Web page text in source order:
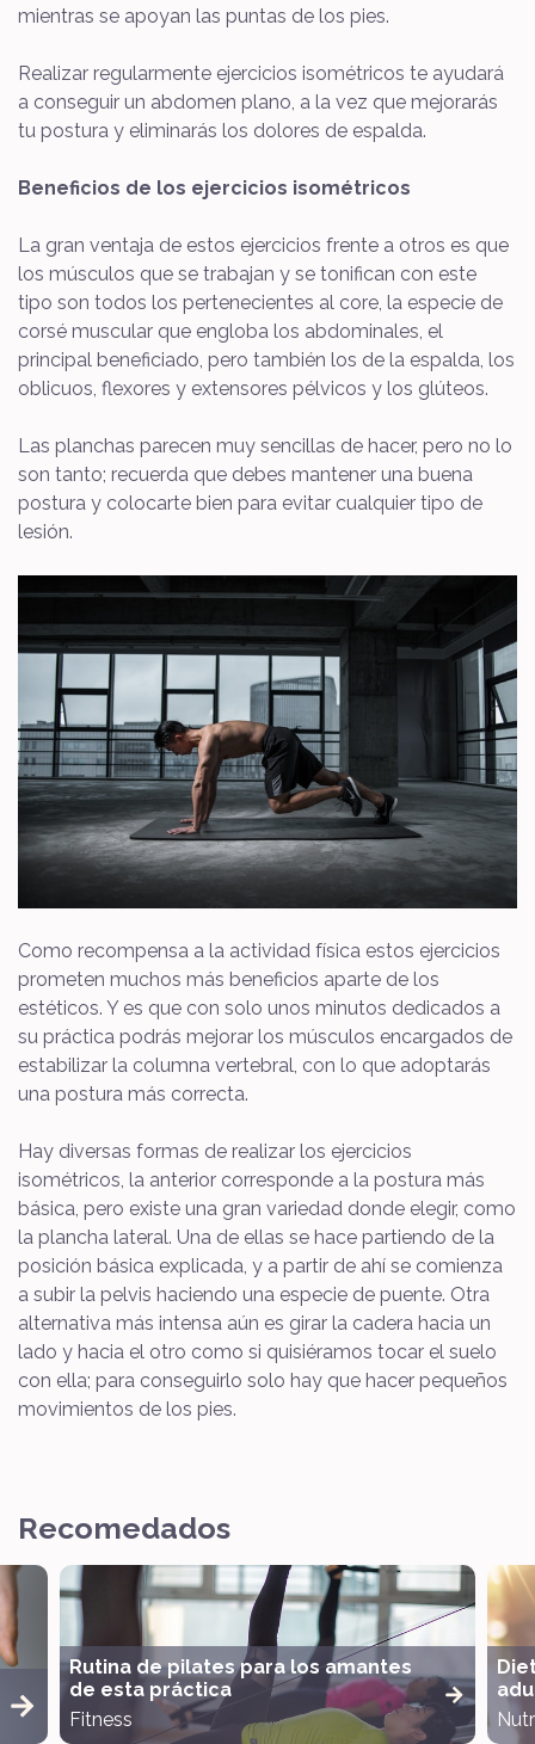
mientras se apoyan las puntas de los pies.
Realizar regularmente ejercicios isométricos te ayudará
a conseguir un abdomen plano, a la vez que mejorarás
tu postura y eliminarás los dolores de espalda.
Beneficios de los ejercicios isométricos
La gran ventaja de estos ejercicios frente a otros es que
los músculos que se trabajan y se tonifican con este
tipo son todos los pertenecientes al core, la especie de
corsé muscular que engloba los abdominales, el
principal beneficiado, pero también los de la espalda, los
oblicuos, flexores y extensores pélvicos y los glúteos.
Las planchas parecen muy sencillas de hacer, pero no lo
son tanto; recuerda que debes mantener una buena
postura y colocarte bien para evitar cualquier tipo de
lesión.
Como recompensa a la actividad física estos ejercicios
prometen muchos más beneficios aparte de los
estéticos. Y es que con solo unos minutos dedicados a
su práctica podrás mejorar los músculos encargados de
estabilizar la columna vertebral, con lo que adoptarás
una postura más correcta.
Hay diversas formas de realizar los ejercicios
isométricos, la anterior corresponde a la postura más
básica, pero existe una gran variedad donde elegir, como
la plancha lateral. Una de ellas se hace partiendo de la
posición básica explicada, y a partir de ahí se comienza
a subir la pelvis haciendo una especie de puente. Otra
alternativa más intensa aún es girar la cadera hacia un
lado y hacia el otro como si quisiéramos tocar el suelo
con ella; para conseguirlo solo hay que hacer pequeños
movimientos de los pies.
Recomedados
Rutina de pilates para los amantes
de esta práctica
Fitness